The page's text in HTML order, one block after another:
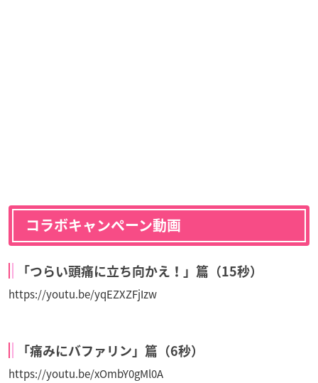
コラボキャンペーン動画
「つらい頭痛に立ち向かえ！」篇（15秒）
https://youtu.be/yqEZXZFjIzw
「痛みにバファリン」篇（6秒）
https://youtu.be/xOmbY0gMl0A